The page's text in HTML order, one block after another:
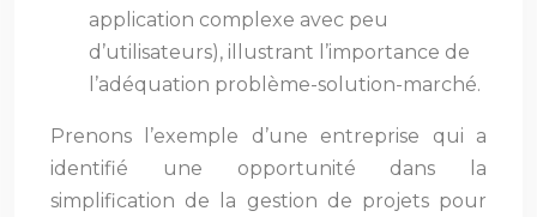
application complexe avec peu
d’utilisateurs), illustrant l’importance de
l’adéquation problème-solution-marché.
Prenons l’exemple d’une entreprise qui a
identifié une opportunité dans la
simplification de la gestion de projets pour